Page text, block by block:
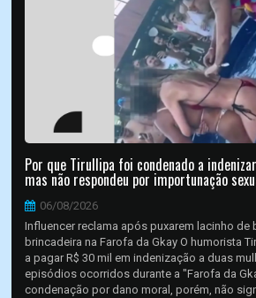
Por que Tirullipa foi condenado a
mas não respondeu por importunação
06/08/2026
Influencer reclama após puxarem lacinho de
brincadeira na Farofa da Gkay O humorista
a pagar R$ 30 mil em indenização a duas
episódios ocorridos durante a "Farofa da
condenação por dano moral, porém, não